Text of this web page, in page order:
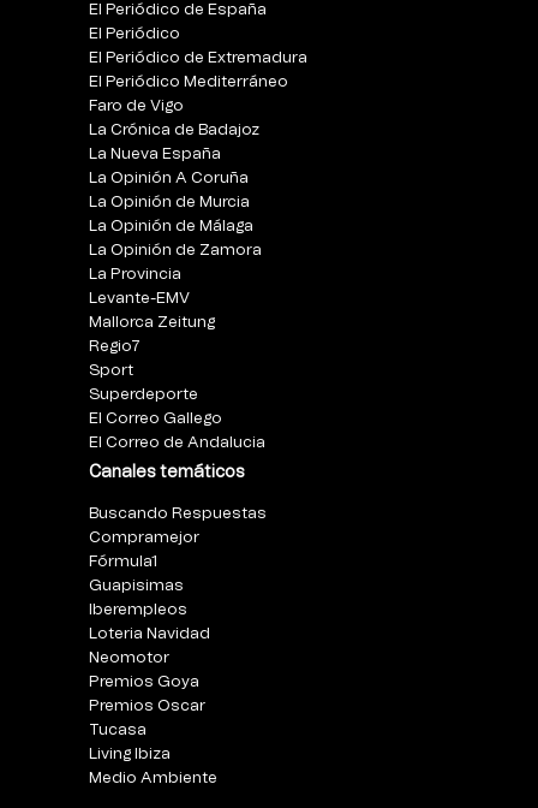
El Periódico de España
El Periódico
El Periódico de Extremadura
El Periódico Mediterráneo
Faro de Vigo
La Crónica de Badajoz
La Nueva España
La Opinión A Coruña
La Opinión de Murcia
La Opinión de Málaga
La Opinión de Zamora
La Provincia
Levante-EMV
Mallorca Zeitung
Regio7
Sport
Superdeporte
El Correo Gallego
El Correo de Andalucia
Canales temáticos
Buscando Respuestas
Compramejor
Fórmula1
Guapisimas
Iberempleos
Loteria Navidad
Neomotor
Premios Goya
Premios Oscar
Tucasa
Living Ibiza
Medio Ambiente